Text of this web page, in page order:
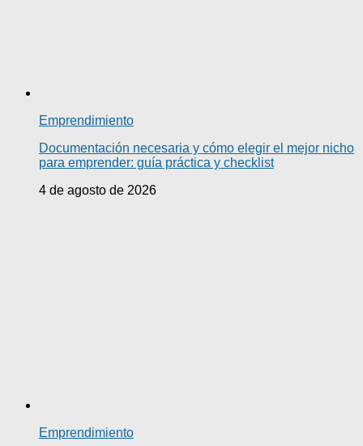
Emprendimiento
Documentación necesaria y cómo elegir el mejor nicho
para emprender: guía práctica y checklist
4 de agosto de 2026
Emprendimiento